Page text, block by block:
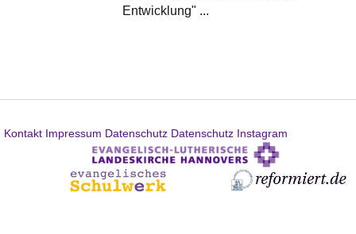
Entwicklung" ...
Kontakt Impressum Datenschutz Datenschutz Instagram